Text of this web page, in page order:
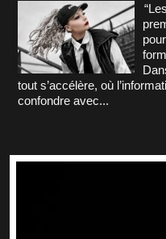
tout s’accélère, où
confondre avec...